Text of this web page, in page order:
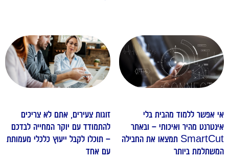
אפשר ללמוד מהבית בלי
מהיר ואיכותי – ובאתר
SmartCut תמצאו את החבילה
ביותר
זוגות צעירים, אתם לא צריכים
להתמודד עם יוקר המחייה לבדכם
– תוכלו לקבל ייעוץ כלכלי מעמותת
עם אחד